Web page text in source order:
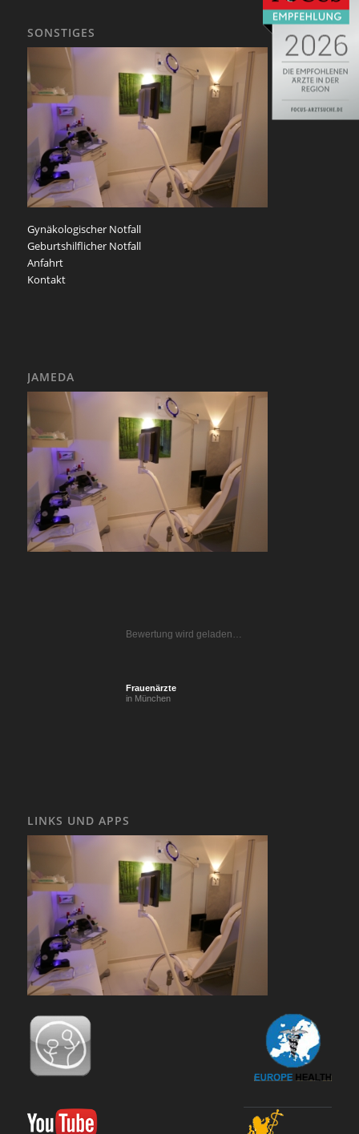
SONSTIGES
Gynäkologischer Notfall
Geburtshilflicher Notfall
Anfahrt
Kontakt
JAMEDA
Bewertung wird geladen…
Frauenärzte
in München
LINKS UND APPS